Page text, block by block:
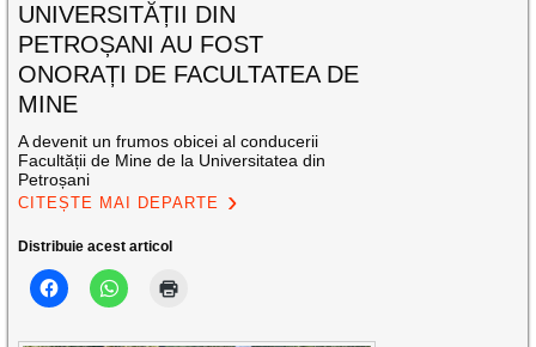
UNIVERSITĂȚII DIN
PETROȘANI AU FOST
ONORAȚI DE FACULTATEA DE
MINE
A devenit un frumos obicei al conducerii
Facultății de Mine de la Universitatea din
Petroșani
CITEȘTE MAI DEPARTE
Distribuie acest articol